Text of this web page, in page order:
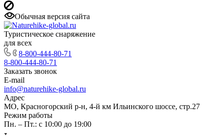
Обычная версия сайта
Туристическое снаряжение
для всех
8-800-444-80-71
8-800-444-80-71
Заказать звонок
E-mail
info@naturehike-global.ru
Адрес
МО, Красногорский р-н, 4-й км Ильинского шоссе, стр.27
Режим работы
Пн. – Пт.: с 10:00 до 19:00